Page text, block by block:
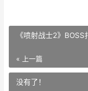
《喷射战士2》
« 上一篇
没有了！